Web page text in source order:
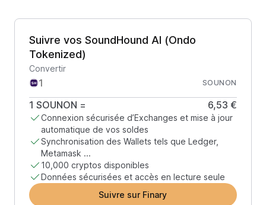
Suivre vos SoundHound AI (Ondo
Tokenized)
Convertir
SOUNON
1 SOUNON = 6,53 €
Connexion sécurisée d’Exchanges et mise à jour
automatique de vos soldes
Synchronisation des Wallets tels que Ledger,
Metamask ...
10,000 cryptos disponibles
Données sécurisées et accès en lecture seule
Suivre sur Finary